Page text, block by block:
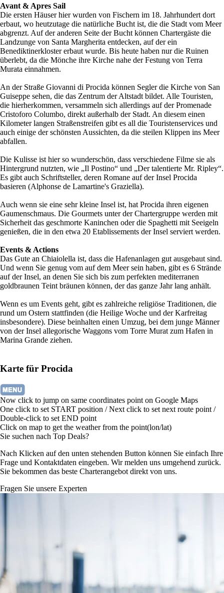
Avant & Apres Sail
Die ersten Häuser hier wurden von Fischern im 18. Jahrhundert dort
erbaut, wo heutzutage die natürliche Bucht ist, die die Stadt vom Meer
abgrenzt. Auf der anderen Seite der Bucht können Chartergäste die
Landzunge von Santa Margherita entdecken, auf der ein
Benediktinerkloster erbaut wurde. Bis heute haben nur die Ruinen
überlebt, da die Mönche ihre Kirche nahe der Festung von Terra
Murata einnahmen.
An der Straße Giovanni di Procida können Segler die Kirche von San
Guiseppe sehen, die das Zentrum der Altstadt bildet. Alle Touristen,
die hierherkommen, versammeln sich allerdings auf der Promenade
Cristoforo Columbo, direkt außerhalb der Stadt. An diesem einen
Kilometer langen Straßenstreifen gibt es all die Touristenservices und
auch einige der schönsten Aussichten, da die steilen Klippen ins Meer
abfallen.
Die Kulisse ist hier so wunderschön, dass verschiedene Filme sie als
Hintergrund nutzten, wie „Il Postino“ und „Der talentierte Mr. Ripley“.
Es gibt auch Schriftsteller, deren Romane auf der Insel Procida
basieren (Alphonse de Lamartine's Graziella).
Auch wenn sie eine sehr kleine Insel ist, hat Procida ihren eigenen
Gaumenschmaus. Die Gourmets unter der Chartergruppe werden mit
Sicherheit das geschmorte Kaninchen oder die Spaghetti mit Seeigeln
genießen, die in den etwa 20 Etablissements der Insel serviert werden.
Events & Actions
Das Gute an Chiaiolella ist, dass die Hafenanlagen gut ausgebaut sind.
Und wenn Sie genug vom auf dem Meer sein haben, gibt es 6 Strände
auf der Insel, an denen Sie sich bis zum perfekten mediterranen
goldbraunen Teint bräunen können, der das ganze Jahr lang anhält.
Wenn es um Events geht, gibt es zahlreiche religiöse Traditionen, die
rund um Ostern stattfinden (die Heilige Woche und der Karfreitag
insbesondere). Diese beinhalten einen Umzug, bei dem junge Männer
von der Insel allegorische Waggons vom Torre Murat zum Hafen in
Marina Grande ziehen.
Karte für Procida
Now click to jump on same coordinates point on Google Maps
One click to set START position / Next click to set next route point /
Double-click to set END point
Click on map to get the weather from the point(lon/lat)
Sie suchen nach Top Deals?
Nach Klicken auf den unten stehenden Button können Sie einfach Ihre
Frage und Kontaktdaten eingeben. Wir melden uns umgehend zurück.
Sie bekommen das beste Charterangebot direkt von uns.
Fragen Sie unsere Experten